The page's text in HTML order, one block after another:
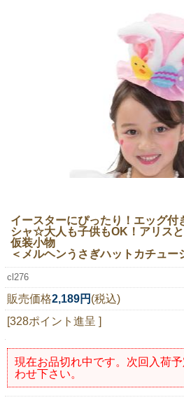
イースターにぴったり！エッグ付
シャ☆大人も子供もOK！アリス
仮装小物
＜メルヘンうさぎハットカチュー
cl276
販売価格2,189円 (税込)
[328ポイント進呈 ]
現在お品切れ中です。次回入荷
わせ下さい。
ショ
会社
お支
返品・
サイズ
よくあ
レビュ
ブログ
ニュ
マイ
お問
電